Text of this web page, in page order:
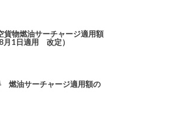
貨物燃油サーチャージ適用額
月1日適用 改定）
燃油サーチャージ適用額の